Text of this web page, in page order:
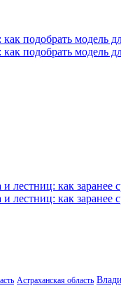
подобрать модель
подобрать модель
лестниц: как заранее
лестниц: как заранее
Астраханская область